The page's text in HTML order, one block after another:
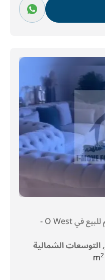
منزل تاون هاوس متوسط الحجم للبيع في O West -
التوسعات الشمالية
2